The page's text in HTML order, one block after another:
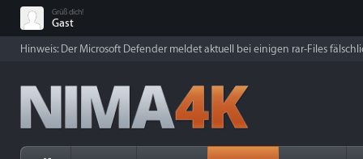
Grüß dich!
Gast
Hinweis: Der Microsoft Defender meldet aktuell bei einigen rar-Files